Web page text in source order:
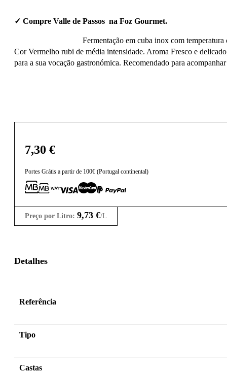
✓ Compre Valle de Passos na Foz Gourmet.
Fermentação em cuba inox com
Cor Vermelho rubi de média intensidade. Aroma Fresco e
para a sua vocação gastronómica. Recomendado para
7,30 €
Portes Grátis a partir de 100€ (Portugal continental)
Preço por Litro: 9,73 €/L
Detalhes
Referência
Tipo
Castas